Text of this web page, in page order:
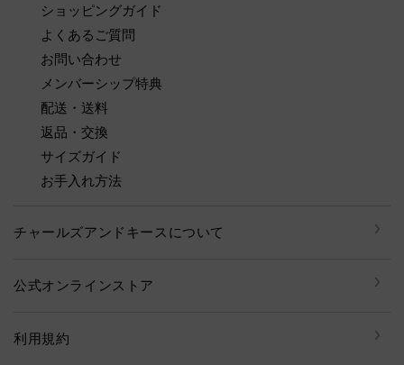
ショッピングガイド
よくあるご質問
お問い合わせ
メンバーシップ特典
配送・送料
返品・交換
サイズガイド
お手入れ方法
チャールズアンドキースについて
公式オンラインストア
利用規約